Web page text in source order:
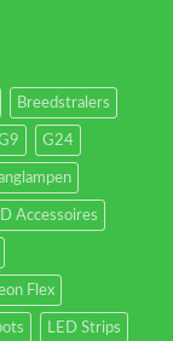
Breedstralers
G24
Accessoires
Flex
LED Strips